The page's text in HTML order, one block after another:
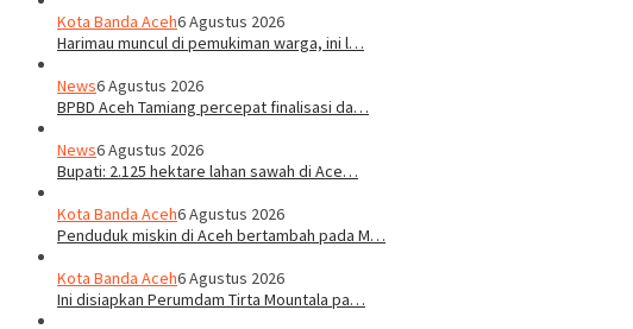
Kota Banda Aceh6 Agustus 2026
Harimau muncul di pemukiman warga, ini l…
News6 Agustus 2026
BPBD Aceh Tamiang percepat finalisasi da…
News6 Agustus 2026
Bupati: 2.125 hektare lahan sawah di Ace…
Kota Banda Aceh6 Agustus 2026
Penduduk miskin di Aceh bertambah pada M…
Kota Banda Aceh6 Agustus 2026
Ini disiapkan Perumdam Tirta Mountala pa…